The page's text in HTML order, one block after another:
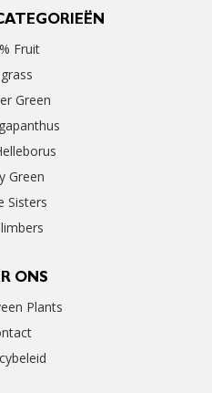
Fruit
Green
Green
Sisters
ONS
Plants